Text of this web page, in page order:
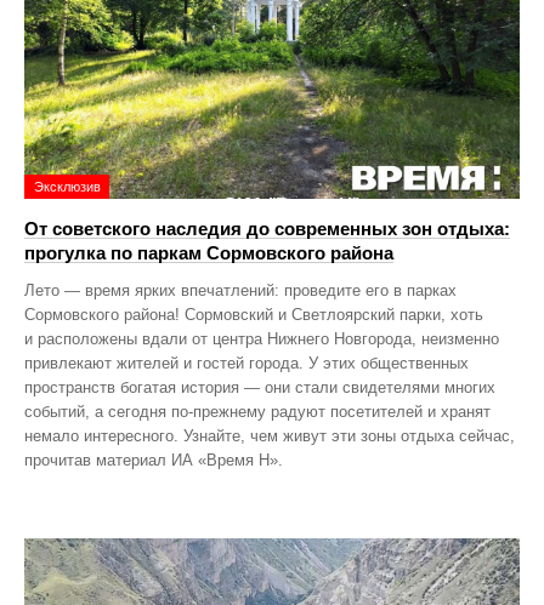
Эксклюзив
От советского наследия до современных зон отдыха:
прогулка по паркам Сормовского района
Лето — время ярких впечатлений: проведите его в парках
Сормовского района! Сормовский и Светлоярский парки, хоть
и расположены вдали от центра Нижнего Новгорода, неизменно
привлекают жителей и гостей города. У этих общественных
пространств богатая история — они стали свидетелями многих
событий, а сегодня по‑прежнему радуют посетителей и хранят
немало интересного. Узнайте, чем живут эти зоны отдыха сейчас,
прочитав материал ИА «Время Н».